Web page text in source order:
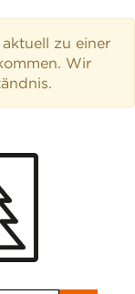
zu einer
Wir